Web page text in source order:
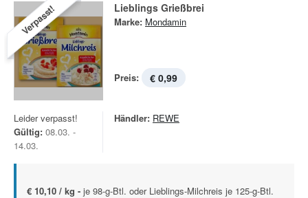
Verpasst! Lieblings Grießbrei
Marke: Mondamin
Preis: € 0,99
Leider verpasst!
Gültig: 08.03. -
14.03.
Händler: REWE
€ 10,10 / kg - je 98-g-Btl. oder Lieblings-Milchreis je 125-g-Btl.